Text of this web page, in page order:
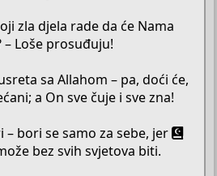
zla djela rade da će Nama
– Loše prosuđuju!
sa Allahom – pa, doći će,
a On sve čuje i sve zna!
– bori se samo za sebe, jer
bez svih svjetova biti.